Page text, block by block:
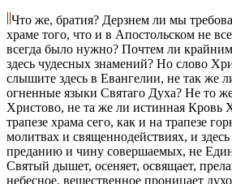
Что же, братия? Дерзнем ли мы
храме того, что и в Апостольском не
всегда было нужно? Почтем ли
здесь чудесных знамений? Но слово
слышите здесь в Евангелии, не так же
огненные языки Святаго Духа? Не то
Христово, не та же ли истинная Кровь
трапезе храма сего, как и на трапезе
молитвах и священнодействиях, и
преданию и чину совершаемых, не
Святый дышет, осеняет, освящает,
небесное, вещественное проницает